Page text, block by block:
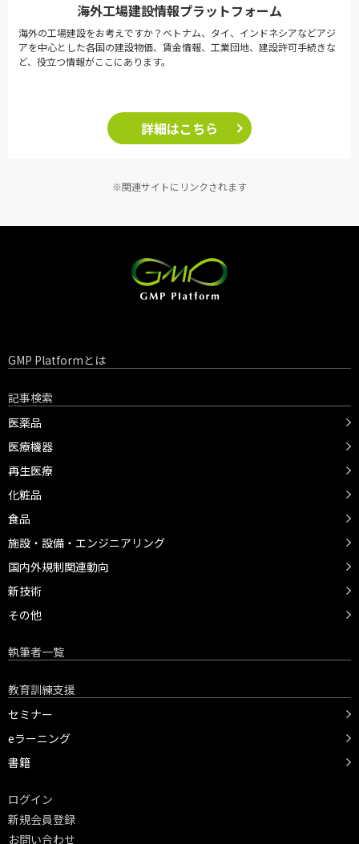
海外工場建設情報プラットフォーム
海外の工場建設をお考えですか？ベトナム、タイ、インドネシアなどアジ
アを中心とした各国の建設物価、賃金情報、工業団地、建設許可手続きな
ど、役立つ情報がここにあります。
詳細はこちら
※関連サイトにリンクされます
GMP Platformとは
記事検索
医薬品
医療機器
再生医療
化粧品
食品
施設・設備・エンジニアリング
国内外規制関連動向
新技術
その他
執筆者一覧
教育訓練支援
セミナー
eラーニング
書籍
ログイン
新規会員登録
お問い合わせ